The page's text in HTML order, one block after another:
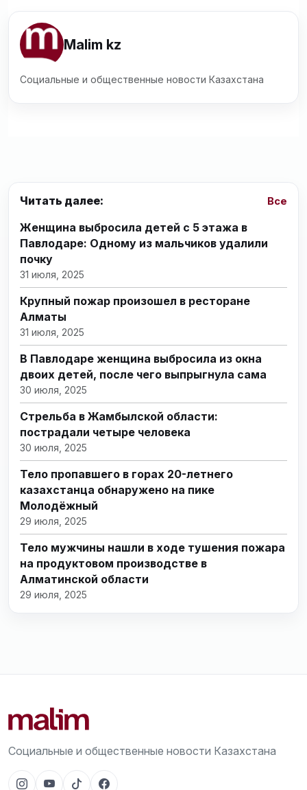
Malim kz
Социальные и общественные новости Казахстана
Читать далее: Все
Женщина выбросила детей с 5 этажа в
Павлодаре: Одному из мальчиков удалили
почку
31 июля, 2025
Крупный пожар произошел в ресторане
Алматы
31 июля, 2025
В Павлодаре женщина выбросила из окна
двоих детей, после чего выпрыгнула сама
30 июля, 2025
Стрельба в Жамбылской области:
пострадали четыре человека
30 июля, 2025
Тело пропавшего в горах 20-летнего
казахстанца обнаружено на пике
Молодёжный
29 июля, 2025
Тело мужчины нашли в ходе тушения пожара
на продуктовом производстве в
Алматинской области
29 июля, 2025
Социальные и общественные новости Казахстана